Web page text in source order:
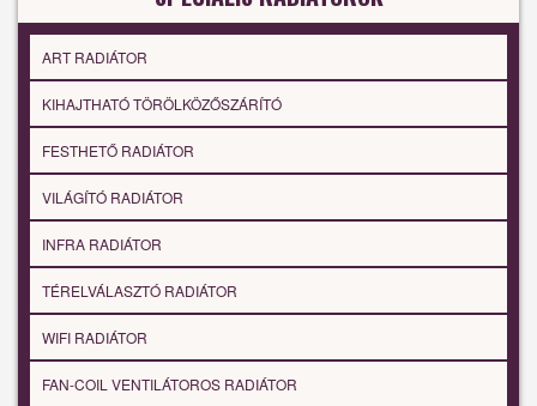
ART RADIÁTOR
KIHAJTHATÓ TÖRÖLKÖZŐSZÁRÍTÓ
FESTHETŐ RADIÁTOR
VILÁGÍTÓ RADIÁTOR
INFRA RADIÁTOR
TÉRELVÁLASZTÓ RADIÁTOR
WIFI RADIÁTOR
FAN-COIL VENTILÁTOROS RADIÁTOR